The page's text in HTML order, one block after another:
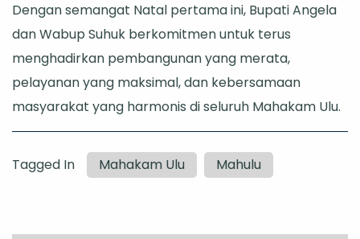
Dengan semangat Natal pertama ini, Bupati Angela
dan Wabup Suhuk berkomitmen untuk terus
menghadirkan pembangunan yang merata,
pelayanan yang maksimal, dan kebersamaan
masyarakat yang harmonis di seluruh Mahakam Ulu.
Tagged In Mahakam Ulu Mahulu